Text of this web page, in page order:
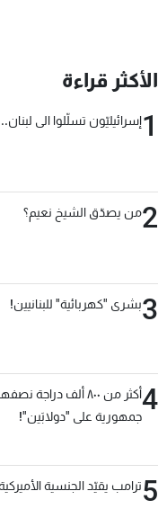
الأكثر قراءة
1إسرائيليّون تسلّلوا الى
2من يصدّق الشيخ نعيم؟
3بشرى "كهربائية" للبنانيين!
4
أكثر من ٨٠٠ ألف
جمهورية على "دولابَين"!
5ترامب يقيّد الجنسية